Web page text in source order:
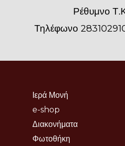
Ρέθυμνο
Τηλέφωνο
Ιερά Μονή
e-shop
Διακονήματα
Φωτοθήκη